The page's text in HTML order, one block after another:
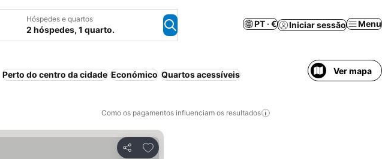
Hóspedes e quartos
2 hóspedes, 1 quarto.
PT · € Iniciar sessão Menu
Perto do centro da cidade Económico Quartos acessíveis Ver mapa
Como os pagamentos influenciam os resultados
Partilhar
Adicionar aos favoritos